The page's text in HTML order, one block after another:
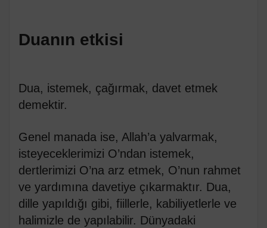
Duanın etkisi
Dua, istemek, çağırmak, davet etmek
demektir.
Genel manada ise, Allah’a yalvarmak,
isteyeceklerimizi O’ndan istemek,
dertlerimizi O’na arz etmek, O’nun rahmet
ve yardımına davetiye çıkarmaktır. Dua,
dille yapıldığı gibi, fiillerle, kabiliyetlerle ve
halimizle de yapılabilir. Dünyadaki